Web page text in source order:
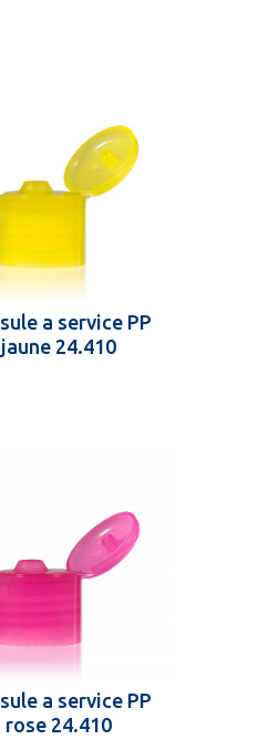
a service PP
jaune 24.410
a service PP
rose 24.410